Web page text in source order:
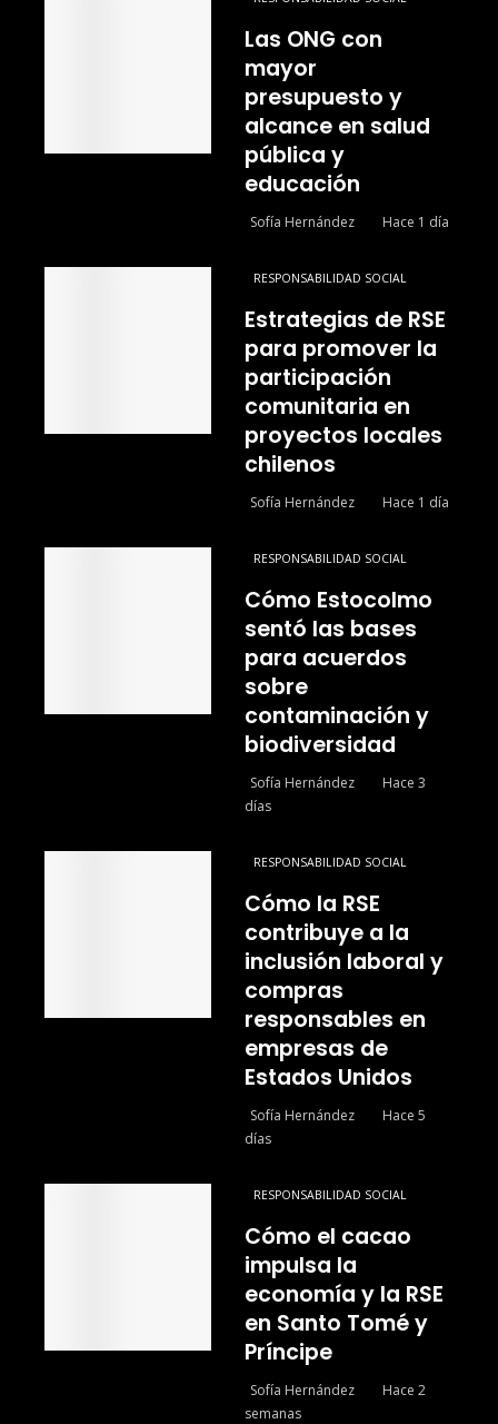
Las ONG con
mayor
presupuesto y
alcance en salud
pública y
educación
Sofía Hernández Hace 1 día
RESPONSABILIDAD SOCIAL
Estrategias de RSE
para promover la
participación
comunitaria en
proyectos locales
chilenos
Sofía Hernández Hace 1 día
RESPONSABILIDAD SOCIAL
Cómo Estocolmo
sentó las bases
para acuerdos
sobre
contaminación y
biodiversidad
Sofía Hernández
Hace 3
días
RESPONSABILIDAD SOCIAL
Cómo la RSE
contribuye a la
inclusión laboral y
compras
responsables en
empresas de
Estados Unidos
Sofía Hernández
Hace 5
días
RESPONSABILIDAD SOCIAL
Cómo el cacao
impulsa la
economía y la RSE
en Santo Tomé y
Príncipe
Sofía Hernández
Hace 2
semanas